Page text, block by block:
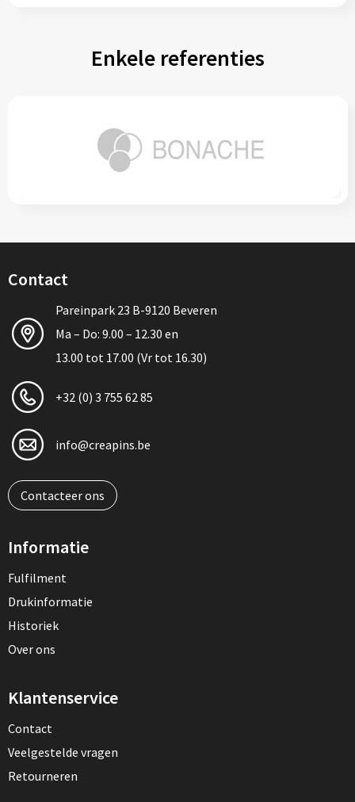
Enkele referenties
Contact
Pareinpark 23 B-9120 Beveren
Ma – Do: 9.00 – 12.30 en
13.00 tot 17.00 (Vr tot 16.30)
+32 (0) 3 755 62 85
info@creapins.be
Contacteer ons
Informatie
Fulfilment
Drukinformatie
Historiek
Over ons
Klantenservice
Contact
Veelgestelde vragen
Retourneren